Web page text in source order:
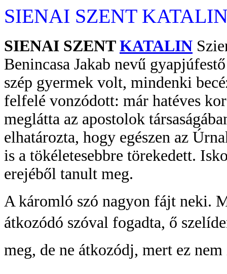
SIENAI SZENT
SIENAI SZENT KATALIN
Benincasa Jakab nevű
szép gyermek volt, mindenki
felfelé vonzódott: már hatéves
meglátta az apostolok
elhatározta, hogy egészen az
is a tökéletesebbre törekedett.
erejéből tanult meg.
A káromló szó nagyon fájt neki.
átkozódó szóval fogadta, ő
meg, de ne átkozódj, mert ez